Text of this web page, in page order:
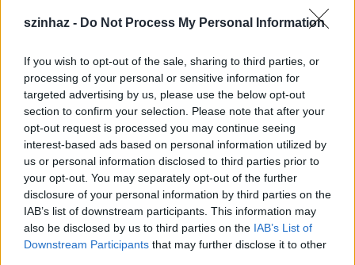
szinhaz - Do Not Process My Personal Information
If you wish to opt-out of the sale, sharing to third parties, or
processing of your personal or sensitive information for
targeted advertising by us, please use the below opt-out
section to confirm your selection. Please note that after your
opt-out request is processed you may continue seeing
interest-based ads based on personal information utilized by
us or personal information disclosed to third parties prior to
your opt-out. You may separately opt-out of the further
disclosure of your personal information by third parties on the
IAB’s list of downstream participants. This information may
also be disclosed by us to third parties on the IAB’s List of
Downstream Participants that may further disclose it to other
konzervatív közönség előtt elhangozzon, egy férjet
Hol vannak a Rómeók?
Shakespeare darabjait néha Szaddám Huszein
uralma idején is játszották.
"A klasszikusok mindig átcsúsztak a cenzúrán" -
jegyezte megDeborah Shaw, az angliai
Shakespeare-fesztivál igazgatója, Monadhil Daúd
felesége.
Szerinte a diktátorok sokszor azért engedik játszani
Shakespeare-t, mert darabjai "a hatalom
legitimitásáról, igazságról, és arról szólnak, hogyan
kell együtt élnünk". Az arab vezetők néha azért is
fordultak Shakespeare-hez, mert antiszemita célokra